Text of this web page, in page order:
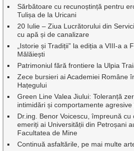
Sărbătoare cu recunoștință pentru
Tulișa de la Uricani
20 Iulie – Ziua Lucrătorului din
cu apă și de canalizare
„Istorie și Tradiții” la ediția a VIII-a a
Mălăiești
Patrimoniul fără frontiere la Ulpia
Zece bursieri ai Academiei Române
Hațegului
Green Line Valea Jiului: Toleranță
intimidări și comportamente
Dr.ing. Benor Voicescu, împreună
emeriți ai Universității din Petroșani
Facultatea de Mine
Continuă asfaltările, pe mai multe